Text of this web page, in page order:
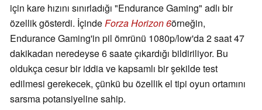
için kare hızını sınırladığı "Endurance Gaming" adlı bir
özellik gösterdi. İçindeForza Horizon 6örneğin,
Endurance Gaming'in pil ömrünü 1080p/low'da 2 saat 47
dakikadan neredeyse 6 saate çıkardığı bildiriliyor. Bu
oldukça cesur bir iddia ve kapsamlı bir şekilde test
edilmesi gerekecek, çünkü bu özellik el tipi oyun ortamını
sarsma potansiyeline sahip.